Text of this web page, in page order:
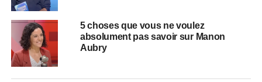
5 choses que vous ne voulez
absolument pas savoir sur Manon
Aubry